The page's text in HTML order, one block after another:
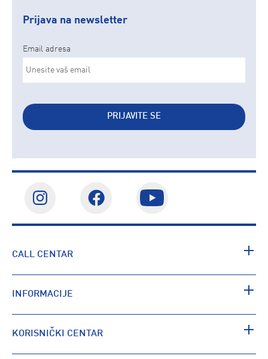
Prijava na newsletter
Email adresa
PRIJAVITE SE
CALL CENTAR
INFORMACIJE
KORISNIČKI CENTAR